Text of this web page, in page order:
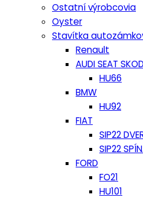
Ostatní výrobcovia
Oyster
Stavítka
Renault
AUDI SEAT
HU66
BMW
HU92
FIAT
SIP22
SIP22
FORD
FO21
HU101